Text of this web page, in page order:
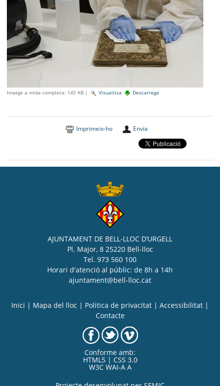
Imatge a mida completa: 145 KB | Visualitza Descarrega
Imprimeix-ho Envia
AJUNTAMENT DE BELL-LLOC D’URGELL
Pl. Major, 8 25220 Bell-lloc
Tel. 973 560 100
Horari d'atenció al públic: de 8h a 14h
ajuntament@bell-lloc.cat
Inici | Mapa del lloc | Politica de privacitat | Accessibilitat |
Contacte
Conforme amb:
HTML5 | CSS 3.0
W3C WAI-A A